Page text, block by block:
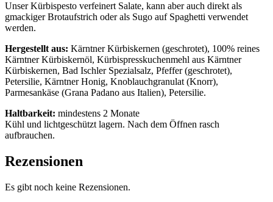
Unser Kürbispesto verfeinert Salate, kann aber auch direkt als
gmackiger Brotaufstrich oder als Sugo auf Spaghetti verwendet
werden.
Hergestellt aus: Kärntner Kürbiskernen (geschrotet), 100% reines
Kärntner Kürbiskernöl, Kürbispresskuchenmehl aus Kärntner
Kürbiskernen, Bad Ischler Spezialsalz, Pfeffer (geschrotet),
Petersilie, Kärntner Honig, Knoblauchgranulat (Knorr),
Parmesankäse (Grana Padano aus Italien), Petersilie.
Haltbarkeit: mindestens 2 Monate
Kühl und lichtgeschützt lagern. Nach dem Öffnen rasch
aufbrauchen.
Rezensionen
Es gibt noch keine Rezensionen.